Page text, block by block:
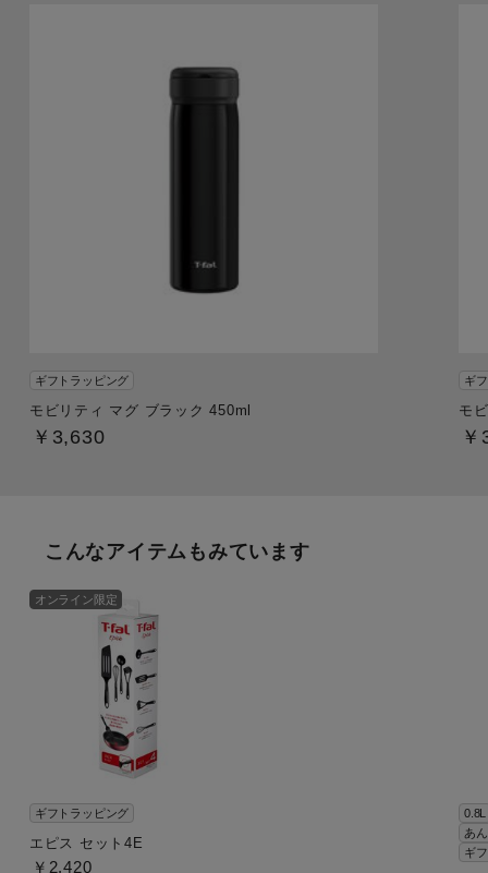
ギフトラッピング
モビリティ マグ ブラック 450ml
￥3,630
ギ
モ
こんなアイテムもみています
オンライン限定
ギフトラッピング
エピス セット4E
￥2,420
0.8L
あ
ギ